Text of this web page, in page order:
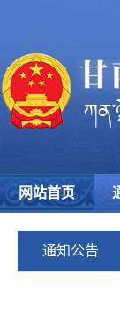
网站首页
通知公告